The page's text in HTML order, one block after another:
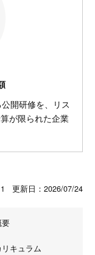
開研修を、リス
が限られた企業
更新日： 2026/07/24
キュラム